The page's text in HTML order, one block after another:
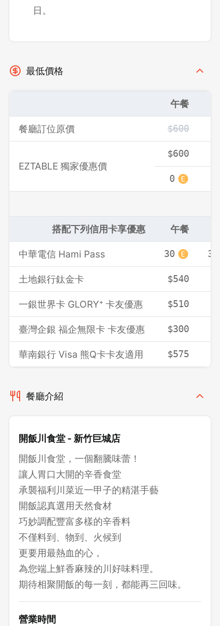
日。
最低價格
午餐
餐廳訂位原價 $600
EZTABLE 獨家優惠價
$600
0
搭配下列信用卡享優惠 午餐
中華電信 Hami Pass 30 30
土地銀行鈦金卡 $540
一銀世界卡 GLORY⁺ 卡友優惠 $510
臺灣企銀 福企無限卡 卡友優惠 $300
華南銀行 Visa 熊Q卡卡友適用 $575
餐廳介紹
開飯川食堂 - 新竹巨城店
開飯川食堂，一個翻騰味蕾！
讓人胃口大開的辛香食堂
承襲福利川菜近一甲子的精湛手藝
開飯認真選用天然食材
巧妙調配豐富多樣的辛香料
不僅料到、物到、火候到
更要用最熱血的心，
為您端上鮮香麻辣的川好味料理。
期待相聚開飯的每一刻，都能再三回味。
營業時間